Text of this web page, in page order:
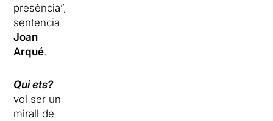
presència”,
sentencia
Joan
Arqué.
Qui ets?
vol ser un
mirall de